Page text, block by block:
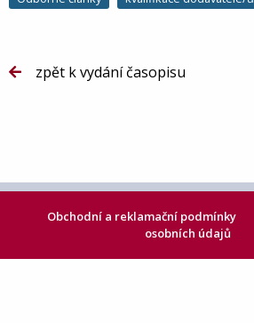
zpět k vydání časopisu
Obchodní a reklamační podmínky
osobních údajů